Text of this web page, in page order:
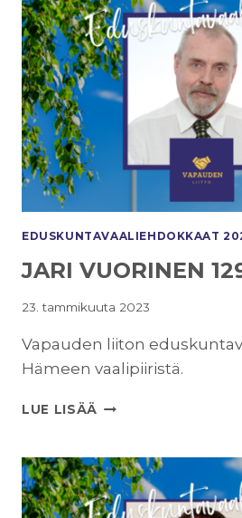
EDUSKUNTAVAALI­EHDOKKAAT
JARI VUORINEN
23. tammikuuta 2023
Vapauden liiton
Hämeen vaalipiiristä.
LUE LISÄÄ JARI